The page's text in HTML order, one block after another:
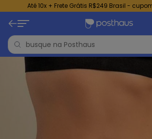
Até 10x + Frete Grátis R$249 Brasil - cupom